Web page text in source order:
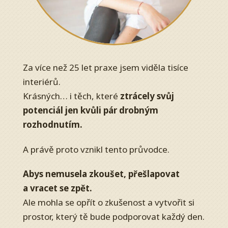
Za více než 25 let praxe jsem viděla tisíce
interiérů.
Krásných… i těch, které ztrácely svůj
potenciál jen kvůli pár drobným
rozhodnutím.
A právě proto vznikl tento průvodce.
Abys nemusela zkoušet, přešlapovat
a vracet se zpět.
Ale mohla se opřít o zkušenost a vytvořit si
prostor, který tě bude podporovat každý den.